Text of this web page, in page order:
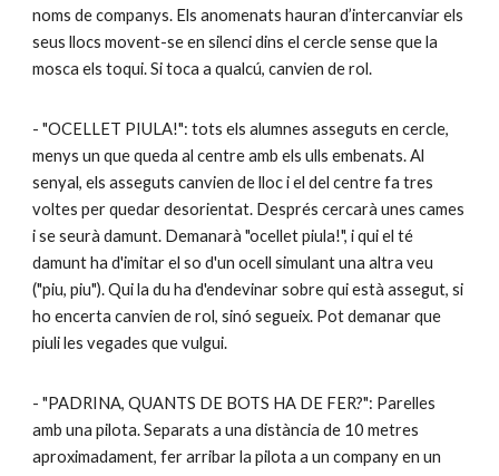
noms de companys. Els anomenats hauran d’intercanviar els
seus llocs movent-se en silenci dins el cercle sense que la
mosca els toqui. Si toca a qualcú, canvien de rol.
- "OCELLET PIULA!": tots els alumnes asseguts en cercle,
menys un que queda al centre amb els ulls embenats. Al
senyal, els asseguts canvien de lloc i el del centre fa tres
voltes per quedar desorientat. Després cercarà unes cames
i se seurà damunt. Demanarà "ocellet piula!", i qui el té
damunt ha d'imitar el so d'un ocell simulant una altra veu
("piu, piu"). Qui la du ha d'endevinar sobre qui està assegut, si
ho encerta canvien de rol, sinó segueix. Pot demanar que
piuli les vegades que vulgui.
- "PADRINA, QUANTS DE BOTS HA DE FER?": Parelles
amb una pilota. Separats a una distància de 10 metres
aproximadament, fer arribar la pilota a un company en un